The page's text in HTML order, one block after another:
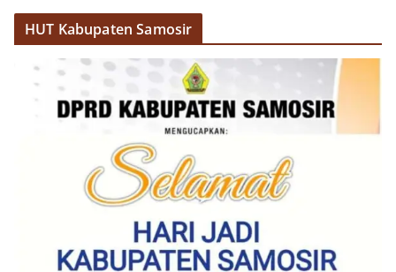
HUT Kabupaten Samosir